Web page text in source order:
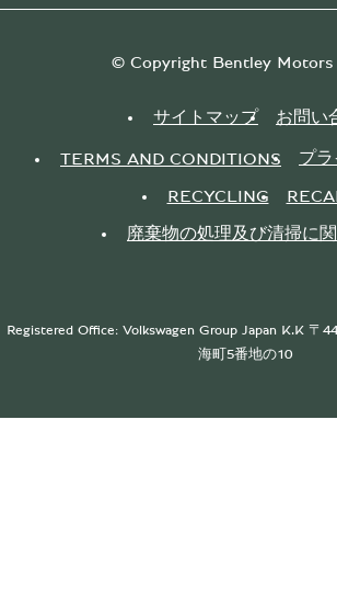
© Copyright Bentley Motors
サイトマップ お問い
TERMS AND CONDITIONS プ
RECYCLING
廃棄物の処理及び清掃に
Registered Office: Volkswagen Group Japan K.K 〒
海町5番地の10